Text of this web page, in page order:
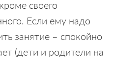
своего
Если ему надо
занятие – спокойно
(дети и родители на